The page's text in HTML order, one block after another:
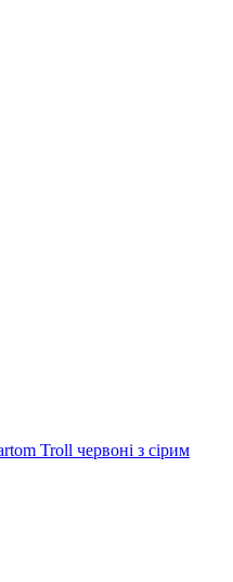
Troll червоні з сірим